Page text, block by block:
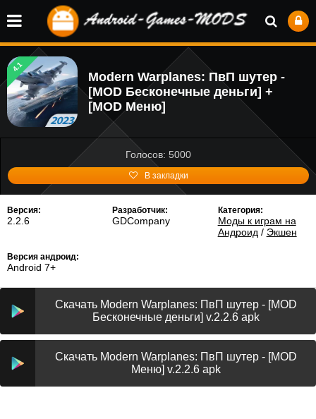
4.1
Modern Warplanes: ПвП шутер -
[MOD Бесконечные деньги] +
[MOD Меню]
Голосов: 5000
В закладки
Версия:
2.2.6
Разработчик:
GDCompany
Категория:
Моды к играм на
Андроид / Экшен
Версия андроид:
Android 7+
Скачать Modern Warplanes: ПвП шутер - [MOD
Бесконечные деньги] v.2.2.6 apk
Скачать Modern Warplanes: ПвП шутер - [MOD
Меню] v.2.2.6 apk